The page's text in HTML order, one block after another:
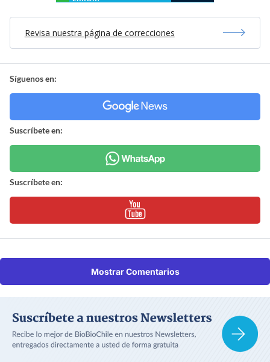
Revisa nuestra página de correcciones
Síguenos en:
Suscríbete en:
Suscríbete en:
Mostrar Comentarios